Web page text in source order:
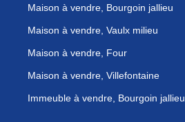
Maison à vendre, Bourgoin jallieu
Maison à vendre, Vaulx milieu
Maison à vendre, Four
Maison à vendre, Villefontaine
Immeuble à vendre, Bourgoin jallieu